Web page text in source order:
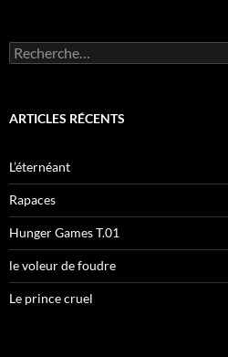
R
e
e
h
e
r
:
ARTICLES RÉCENTS
L’éternéant
Rapaces
Hunger Games T.01
le voleur de foudre
Le prince cruel